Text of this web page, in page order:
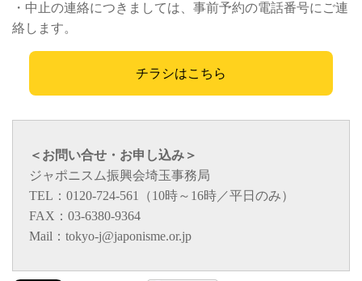
・中止の連絡につきましては、事前予約の電話番号にご連
絡します。
チラシはこちら
＜お問い合せ・お申し込み＞
ジャポニスム振興会埼玉事務局
TEL：0120-724-561（10時～16時／平日のみ）
FAX：03-6380-9364
Mail：tokyo-j@japonisme.or.jp